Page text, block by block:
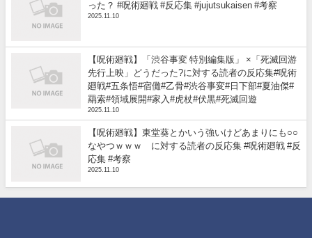
った？ #呪術廻戦 #反応集 #jujutsukaisen #考察
2025.11.10
【呪術廻戦】「渋谷事変 特別編集版」 ×「死滅回游
先行上映」どうだった?に対する読者の反応集#呪術
廻戦#五条悟#宿儺#乙骨#渋谷事変#日下部#夏油傑#
羂索#領域展開#家入#虎杖#伏黒#死滅回遊
2025.11.10
【呪術廻戦】東堂葵とかいう強いけどあまりにも○○
なやつｗｗｗ に対する読者の反応集 #呪術廻戦 #反
応集 #考察
2025.11.10